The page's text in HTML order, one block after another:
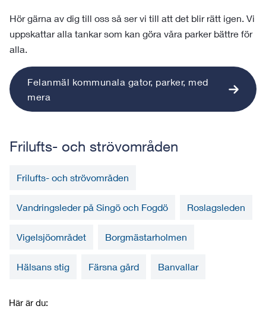
Hör gärna av dig till oss så ser vi till att det blir rätt igen. Vi
uppskattar alla tankar som kan göra våra parker bättre för
alla.
Felanmäl kommunala gator, parker, med
mera
Frilufts- och strövområden
Frilufts- och strövområden
Vandringsleder på Singö och Fogdö Roslagsleden
Vigelsjöområdet Borgmästarholmen
Hälsans stig Färsna gård Banvallar
Här är du: